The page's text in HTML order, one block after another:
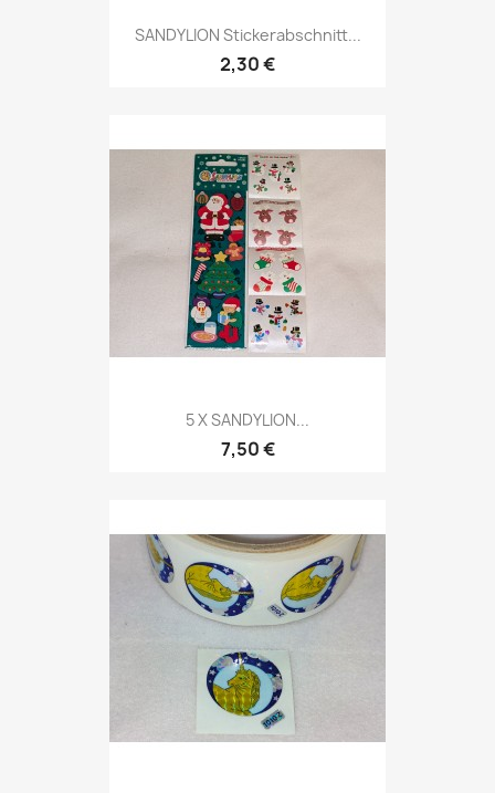
SANDYLION Stickerabschnitt...
2,30 €
5 X SANDYLION...
7,50 €